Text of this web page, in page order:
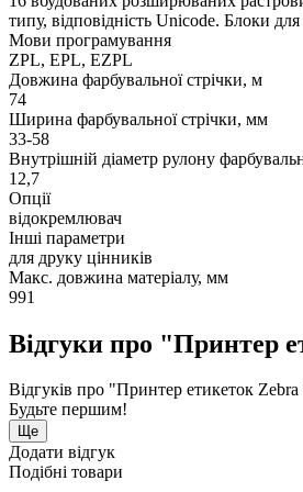
типу, відповідність Unicode. Блоки
Мови програмування
ZPL, EPL, EZPL
Довжина фарбувальної стрічки, м
74
Ширина фарбувальної стрічки, мм
33-58
Внутрішній діаметр рулону
12,7
Опції
відокремлювач
Інші параметри
для друку цінників
Макс. довжина матеріалу, мм
991
Відгуки про "Принтер
Відгуків про "Принтер етикеток
Будьте першим!
Ще
Додати відгук
Подібні товари